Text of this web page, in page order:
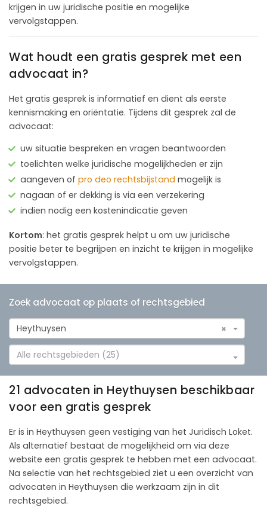
krijgen in uw juridische positie en mogelijke
vervolgstappen.
Wat houdt een gratis gesprek met een
advocaat in?
Het gratis gesprek is informatief en dient als eerste
kennismaking en oriëntatie. Tijdens dit gesprek zal de
advocaat:
uw situatie bespreken en vragen beantwoorden
toelichten welke juridische mogelijkheden er zijn
aangeven of pro deo rechtsbijstand mogelijk is
nagaan of er dekking is via een verzekering
indien nodig een kostenindicatie geven
Kortom: het gratis gesprek helpt u om uw juridische
positie beter te begrijpen en inzicht te krijgen in mogelijke
vervolgstappen.
Zoek advocaat op plaats of rechtsgebied
×
Heythuysen
Alle rechtsgebieden (25)
21 advocaten in Heythuysen beschikbaar
voor een gratis gesprek
Er is in Heythuysen geen vestiging van het Juridisch Loket.
Als alternatief bestaat de mogelijkheid om via deze
website een gratis gesprek te hebben met een advocaat.
Na selectie van het rechtsgebied ziet u een overzicht van
advocaten in Heythuysen die werkzaam zijn in dit
rechtsgebied.